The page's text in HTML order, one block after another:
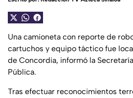
Una camioneta con reporte de
cartuchos y equipo táctico fue
de Concordia, informó la
Pública.
Tras efectuar reconocimientos